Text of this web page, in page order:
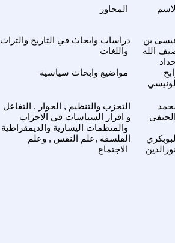
دراسات وابحاث في التاريخ والتراث
واللغات
بن
الله
مواضيع وابحاث سياسية
لونيسي
التحزب والتنظيم , الحوار , التفاعل
و اقرار السياسات في الاحزاب
والمنظمات اليسارية والديمقراطية
الحنفي
الفلسفة ,علم النفس , وعلم
الاجتماع
نورالدين